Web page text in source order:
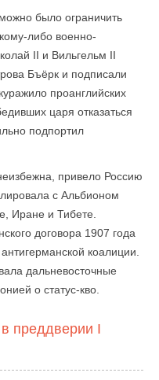
было ограничить
либо военно-
II и Вильгельм II
Бъёрк и подписали
проанглийских
царя отказаться
подпортил
привело Россию
с Альбионом
Иране и Тибете.
договора 1907 года
коалиции.
дальневосточные
о статус-кво.
преддверии I